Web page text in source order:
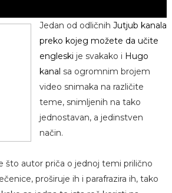
Jedan od odličnih Jutjub kanala
preko kojeg možete da učite
engleski je svakako i Hugo
kanal sa ogromnim brojem
video snimaka na različite
teme, snimljenih na tako
jednostavan, a jedinstven
način.
što autor priča o jednoj temi prilično
proširuje ih i parafrazira ih, tako